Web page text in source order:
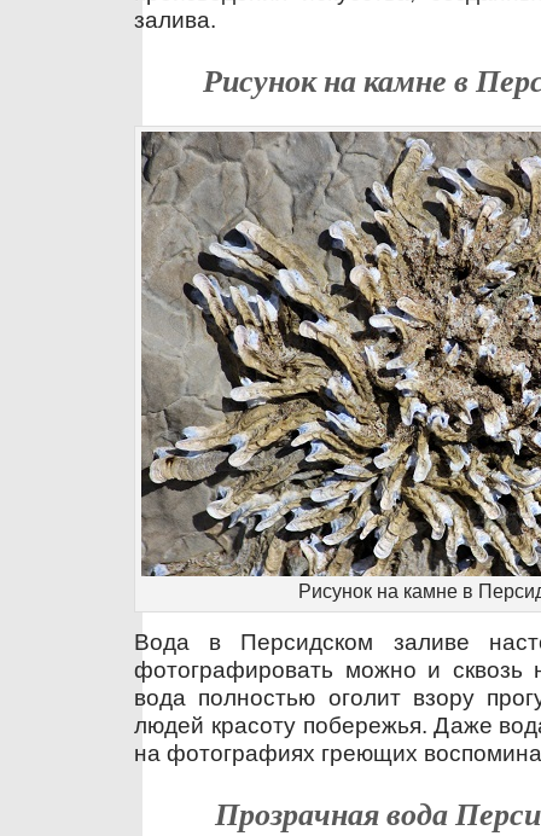
залива.
Рисунок на камне в
Рисунок на камне в
Вода в Персидском заливе
фотографировать можно и сквозь
вода полностью оголит взору
людей красоту побережья. Даже
на фотографиях греющих
Прозрачная вода